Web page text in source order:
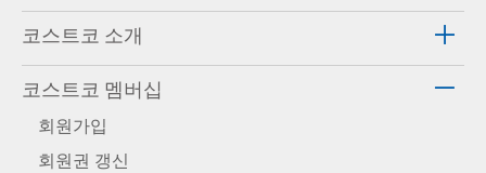
코스트코 소개
코스트코 멤버십
회원가입
회원권 갱신